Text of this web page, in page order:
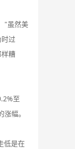
"虽然美
过
糟
至
幅。
低是在